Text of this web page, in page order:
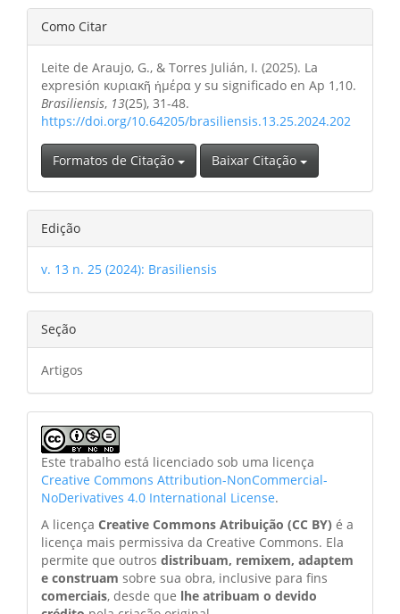
Detalhes
do
artigo
Como Citar
Leite de Araujo, G., & Torres Julián, I. (2025). La
expresión κυριακῆ ἡμέρα y su significado en Ap 1,10.
Brasiliensis, 13(25), 31-48.
https://doi.org/10.64205/brasiliensis.13.25.2024.202
Formatos de Citação Baixar Citação
Edição
v. 13 n. 25 (2024): Brasiliensis
Seção
Artigos
Este trabalho está licenciado sob uma licença
Creative Commons Attribution-NonCommercial-
NoDerivatives 4.0 International License.
A licença Creative Commons Atribuição (CC BY) é a
licença mais permissiva da Creative Commons. Ela
permite que outros distribuam, remixem, adaptem
e construam sobre sua obra, inclusive para fins
comerciais, desde que lhe atribuam o devido